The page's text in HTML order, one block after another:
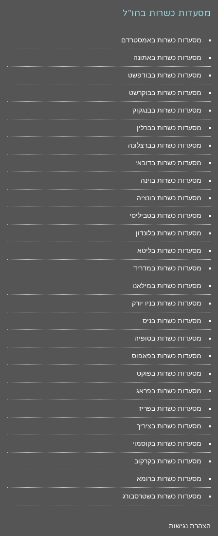
מסעדות כשרות בחו"ל
מסעדות כשרות באמסטרדם
מסעדות כשרות באתונה
מסעדות כשרות בבודפשט
מסעדות כשרות בבוקרשט
מסעדות כשרות בבנגקוק
מסעדות כשרות בברלין
מסעדות כשרות בברצלונה
מסעדות כשרות בדובאי
מסעדות כשרות בוינה
מסעדות כשרות בונציה
מסעדות כשרות בטביליסי
מסעדות כשרות בלונדון
מסעדות כשרות בליטא
מסעדות כשרות במדריד
מסעדות כשרות במילאנו
מסעדות כשרות בניו יורק
מסעדות כשרות בניס
מסעדות כשרות בסופיה
מסעדות כשרות בפאפוס
מסעדות כשרות בפוקט
מסעדות כשרות בפראג
מסעדות כשרות בפריז
מסעדות כשרות בציריך
מסעדות כשרות בקוסמוי
מסעדות כשרות בקרקוב
מסעדות כשרות ברומא
מסעדות כשרות בשטרסבורג
הצהרת נגישות